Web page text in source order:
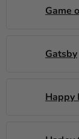
Game
Gatsby
Happy